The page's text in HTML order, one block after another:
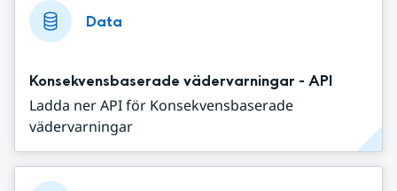
Data
Konsekvensbaserade vädervarningar - API
Ladda ner API för Konsekvensbaserade
vädervarningar